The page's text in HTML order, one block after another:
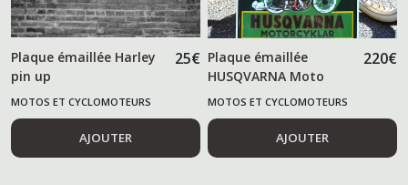
Plaque émaillée Harley
pin up
25€
MOTOS ET CYCLOMOTEURS
AJOUTER
Plaque émaillée
HUSQVARNA Moto
220€
MOTOS ET CYCLOMOTEURS
AJOUTER